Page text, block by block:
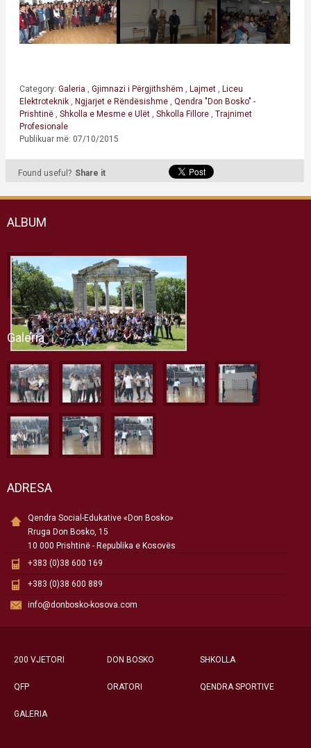
Category: Galeria Gjimnazi i Përgjithshëm Lajmet
Liceu
Elektroteknik
Ngjarjet e Rëndësishme
Qendra "Don Bosko" -
Prishtinë
Shkolla e Mesme e Ulët Shkolla Fillore
Trajnimet
Profesionale
Publikuar më: 07/10/2015
Found useful? Share it
ALBUM
Galeria
ADRESA
Qendra Social-Edukative «Don Bosko»
Rruga Don Bosko, 15
10 000 Prishtinë - Republika e Kosovës
+383 (0)38 600 169
+383 (0)38 600 889
info@donbosko-kosova.com
200 VJETORI DON BOSKO SHKOLLA
QFP ORATORI QENDRA SPORTIVE
GALERIA